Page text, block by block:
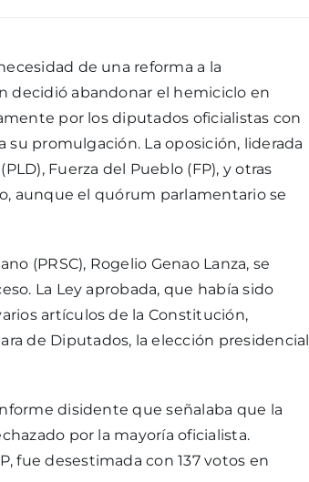
de una reforma a la
decidió abandonar el hemiciclo en
por los diputados oficialistas con
su promulgación. La oposición, liderada
Fuerza del Pueblo (FP), y otras
aunque el quórum parlamentario se
(PRSC), Rogelio Genao Lanza, se
La Ley aprobada, que había sido
artículos de la Constitución,
de Diputados, la elección presidencial
disidente que señalaba que la
por la mayoría oficialista.
fue desestimada con 137 votos en